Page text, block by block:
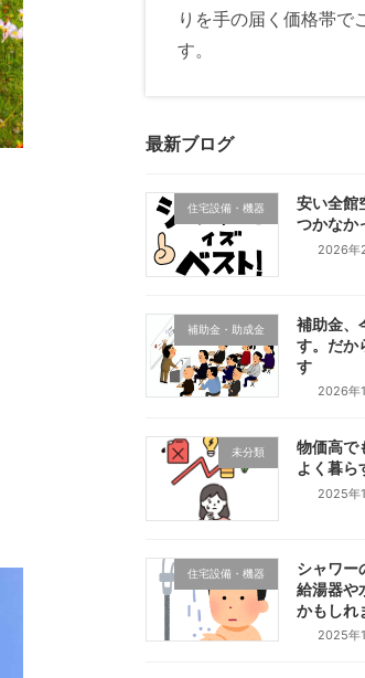
りを手の届く価格帯で
す。
最新ブログ
住宅設備・機器
安い全館
つかなか
2026年
補助金・助成金
補助金、
す。だか
す
2026年
未分類
物価高で
よく暮ら
2025年
住宅設備・機器
シャワー
給湯器や
かもしれ
2025年